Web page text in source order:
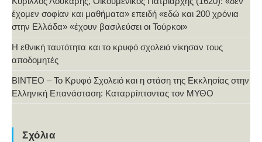
έχομεν σοφίαν και μαθήματα» επειδή «εδώ και 200 χρόνια
στην Ελλάδα» «έχουν βασιλεύσει οι Τούρκοι»
Η εθνική ταυτότητα και το κρυφό σχολειό νίκησαν τους
αποδομητές
ΒΙΝΤΕΟ – Το Κρυφό Σχολειό και η στάση της Εκκλησίας στην
Ελληνική Επανάσταση: Καταρρίπτοντας τον ΜΥΘΟ
Σχόλια